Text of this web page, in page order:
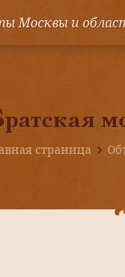
Москвы и
страница